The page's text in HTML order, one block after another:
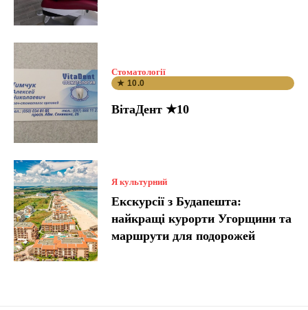
Стоматології
★ 10.0
ВітаДент ★10
Я культурний
Екскурсії з Будапешта:
найкращі курорти Угорщини та
маршрути для подорожей